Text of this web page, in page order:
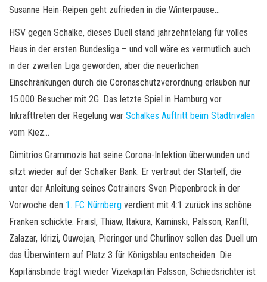
Susanne Hein-Reipen geht zufrieden in die Winterpause…
HSV gegen Schalke, dieses Duell stand jahrzehntelang für volles
Haus in der ersten Bundesliga – und voll wäre es vermutlich auch
in der zweiten Liga geworden, aber die neuerlichen
Einschränkungen durch die Coronaschutzverordnung erlauben nur
15.000 Besucher mit 2G. Das letzte Spiel in Hamburg vor
Inkrafttreten der Regelung war Schalkes Auftritt beim Stadtrivalen
vom Kiez…
Dimitrios Grammozis hat seine Corona-Infektion überwunden und
sitzt wieder auf der Schalker Bank. Er vertraut der Startelf, die
unter der Anleitung seines Cotrainers Sven Piepenbrock in der
Vorwoche den 1. FC Nürnberg verdient mit 4:1 zurück ins schöne
Franken schickte: Fraisl, Thiaw, Itakura, Kaminski, Palsson, Ranftl,
Zalazar, Idrizi, Ouwejan, Pieringer und Churlinov sollen das Duell um
das Überwintern auf Platz 3 für Königsblau entscheiden. Die
Kapitänsbinde trägt wieder Vizekapitän Palsson, Schiedsrichter ist